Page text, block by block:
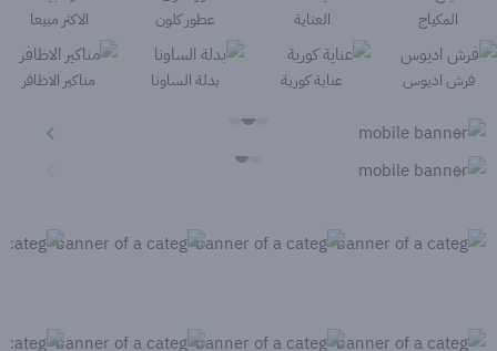
المكياج العناية عطور كلون الاكثر مبيعا
فرش اديوس عناية كورية بدلة الساونا مناكير الاظافر